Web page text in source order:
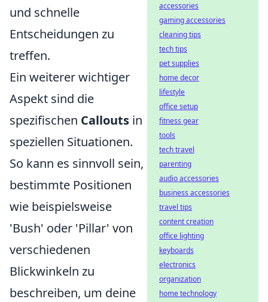
und schnelle
Entscheidungen zu
treffen.
Ein weiterer wichtiger
Aspekt sind die
spezifischen Callouts in
speziellen Situationen.
So kann es sinnvoll sein,
bestimmte Positionen
wie beispielsweise
'Bush' oder 'Pillar' von
verschiedenen
Blickwinkeln zu
beschreiben, um deine
accessories
gaming accessories
cleaning tips
tech tips
pet supplies
home decor
lifestyle
office setup
fitness gear
tools
tech travel
parenting
audio accessories
business accessories
travel tips
content creation
office lighting
keyboards
electronics
organization
home technology